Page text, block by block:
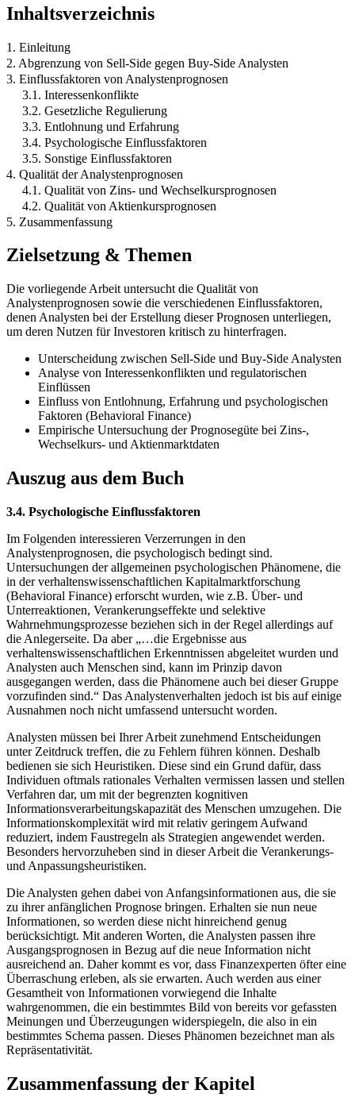
Inhaltsverzeichnis
1. Einleitung
2. Abgrenzung von Sell-Side gegen Buy-Side Analysten
3. Einflussfaktoren von Analystenprognosen
3.1. Interessenkonflikte
3.2. Gesetzliche Regulierung
3.3. Entlohnung und Erfahrung
3.4. Psychologische Einflussfaktoren
3.5. Sonstige Einflussfaktoren
4. Qualität der Analystenprognosen
4.1. Qualität von Zins- und Wechselkursprognosen
4.2. Qualität von Aktienkursprognosen
5. Zusammenfassung
Zielsetzung & Themen
Die vorliegende Arbeit untersucht die Qualität von
Analystenprognosen sowie die verschiedenen Einflussfaktoren,
denen Analysten bei der Erstellung dieser Prognosen unterliegen,
um deren Nutzen für Investoren kritisch zu hinterfragen.
Unterscheidung zwischen Sell-Side und Buy-Side Analysten
Analyse von Interessenkonflikten und regulatorischen
Einflüssen
Einfluss von Entlohnung, Erfahrung und psychologischen
Faktoren (Behavioral Finance)
Empirische Untersuchung der Prognosegüte bei Zins-,
Wechselkurs- und Aktienmarktdaten
Auszug aus dem Buch
3.4. Psychologische Einflussfaktoren
Im Folgenden interessieren Verzerrungen in den
Analystenprognosen, die psychologisch bedingt sind.
Untersuchungen der allgemeinen psychologischen Phänomene, die
in der verhaltenswissenschaftlichen Kapitalmarktforschung
(Behavioral Finance) erforscht wurden, wie z.B. Über- und
Unterreaktionen, Verankerungseffekte und selektive
Wahrnehmungsprozesse beziehen sich in der Regel allerdings auf
die Anlegerseite. Da aber „…die Ergebnisse aus
verhaltenswissenschaftlichen Erkenntnissen abgeleitet wurden und
Analysten auch Menschen sind, kann im Prinzip davon
ausgegangen werden, dass die Phänomene auch bei dieser Gruppe
vorzufinden sind.“ Das Analystenverhalten jedoch ist bis auf einige
Ausnahmen noch nicht umfassend untersucht worden.
Analysten müssen bei Ihrer Arbeit zunehmend Entscheidungen
unter Zeitdruck treffen, die zu Fehlern führen können. Deshalb
bedienen sie sich Heuristiken. Diese sind ein Grund dafür, dass
Individuen oftmals rationales Verhalten vermissen lassen und stellen
Verfahren dar, um mit der begrenzten kognitiven
Informationsverarbeitungskapazität des Menschen umzugehen. Die
Informationskomplexität wird mit relativ geringem Aufwand
reduziert, indem Faustregeln als Strategien angewendet werden.
Besonders hervorzuheben sind in dieser Arbeit die Verankerungs-
und Anpassungsheuristiken.
Die Analysten gehen dabei von Anfangsinformationen aus, die sie
zu ihrer anfänglichen Prognose bringen. Erhalten sie nun neue
Informationen, so werden diese nicht hinreichend genug
berücksichtigt. Mit anderen Worten, die Analysten passen ihre
Ausgangsprognosen in Bezug auf die neue Information nicht
ausreichend an. Daher kommt es vor, dass Finanzexperten öfter eine
Überraschung erleben, als sie erwarten. Auch werden aus einer
Gesamtheit von Informationen vorwiegend die Inhalte
wahrgenommen, die ein bestimmtes Bild von bereits vor gefassten
Meinungen und Überzeugungen widerspiegeln, die also in ein
bestimmtes Schema passen. Dieses Phänomen bezeichnet man als
Repräsentativität.
Zusammenfassung der Kapitel